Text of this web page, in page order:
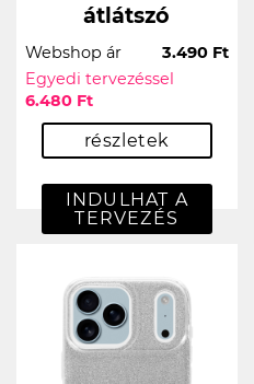
átlátszó
Webshop ár
3.490 Ft
Egyedi tervezéssel
6.480 Ft
részletek
INDULHAT A
TERVEZÉS